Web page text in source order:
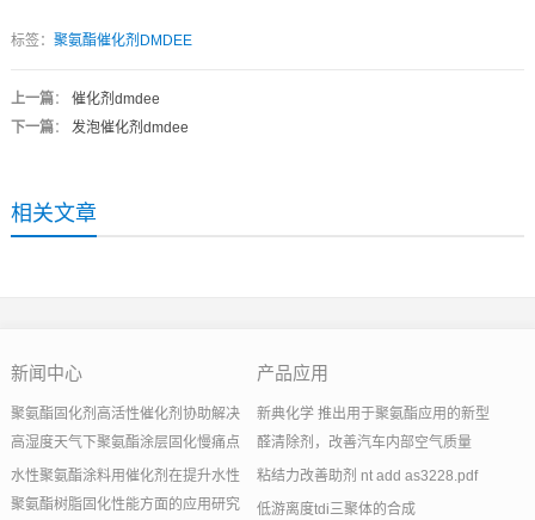
标签： 聚氨酯催化剂DMDEE
上一篇： 催化剂dmdee
下一篇： 发泡催化剂dmdee
相关文章
新闻中心
聚氨酯固化剂高活性催化剂协助解决
高湿度天气下聚氨酯涂层固化慢痛点
水性聚氨酯涂料用催化剂在提升水性
聚氨酯树脂固化性能方面的应用研究
产品应用
新典化学 推出用于聚氨酯应用的新型
醛清除剂，改善汽车内部空气质量
粘结力改善助剂 nt add as3228.pdf
低游离度tdi三聚体的合成